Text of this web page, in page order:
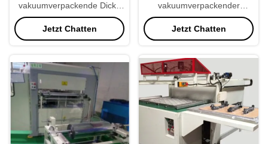
vakuumverpackende Dicke
der Maschinen-0.1mm
Jetzt Chatten
vakuumverpackender
Maschinen-
Nahrungsmitteleichmeister
Jetzt Chatten